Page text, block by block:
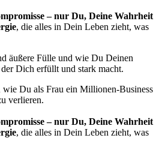
– nur Du, Deine Wahrheit
, die alles in Dein Leben zieht, was
äußere Fülle und wie Du Deinen
Dich erfüllt und stark macht.
Du als Frau ein Millionen-Business
verlieren.
– nur Du, Deine Wahrheit
, die alles in Dein Leben zieht, was